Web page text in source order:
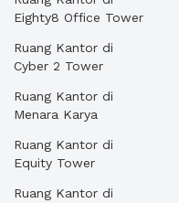
Eighty8 Office Tower
Ruang Kantor di
Cyber 2 Tower
Ruang Kantor di
Menara Karya
Ruang Kantor di
Equity Tower
Ruang Kantor di